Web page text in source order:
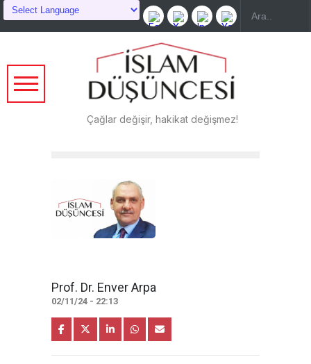
Çağlar değişir, hakikat değişmez!
Prof. Dr. Enver Arpa
02/11/24 - 22:13